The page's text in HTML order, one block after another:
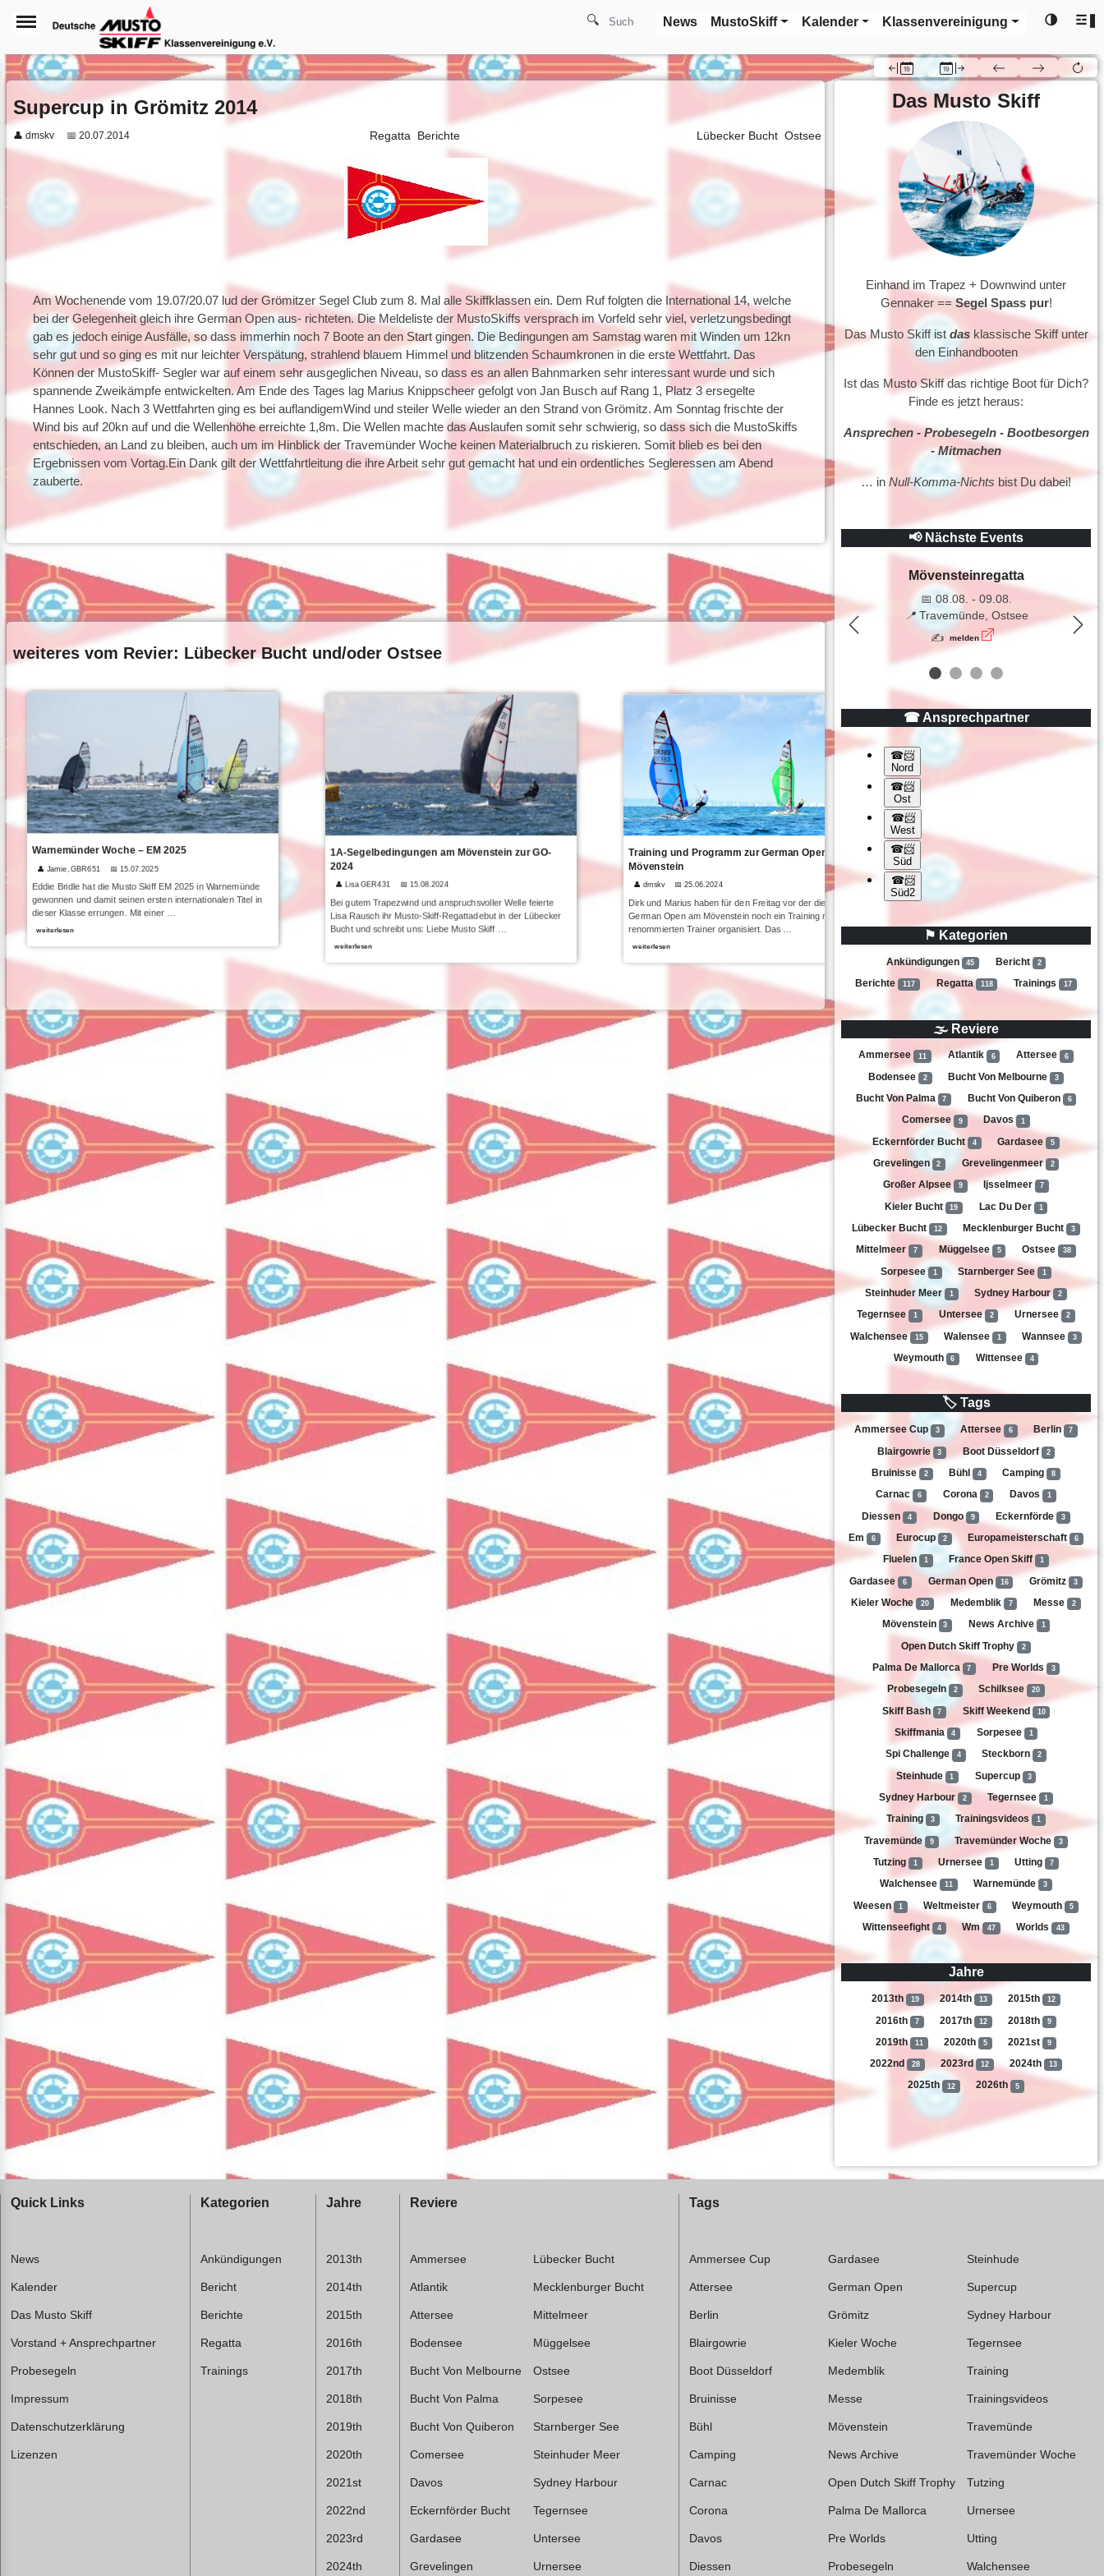
🔍 News MustoSkiff Kalender Klassenvereinigung 🌗 ☲❚
Das Musto Skiff
Einhand im Trapez + Downwind unter
Gennaker ==Segel Spass pur!
Das Musto Skiff ist dasklassische Skiff unter
den Einhandbooten
Ist das Musto Skiff das richtige Boot für Dich?
Finde es jetzt heraus:
Ansprechen - Probesegeln - Bootbesorgen
- Mitmachen
… in Null-Komma-Nichts bist Du dabei!
📢 Nächste Events
Previous Next
Mövensteinregatta
📅 08.08. - 09.08.
📍 Travemünde, Ostsee
✍
melden
☎ Ansprechpartner
⚑ Kategorien
Ankündigungen 45 Bericht 2
Berichte 117 Regatta 118 Trainings 17
🌫 Reviere
Ammersee 11 Atlantik 6 Attersee 6
Bodensee 2 Bucht Von Melbourne 3
Bucht Von Palma 7 Bucht Von Quiberon 6
Comersee 9 Davos 1
Eckernförder Bucht 4 Gardasee 5
Grevelingen 2 Grevelingenmeer 2
Großer Alpsee 9 Ijsselmeer 7
Kieler Bucht 19 Lac Du Der 1
Lübecker Bucht 12 Mecklenburger Bucht 3
Mittelmeer 7 Müggelsee 5 Ostsee 38
Sorpesee 1 Starnberger See 1
Steinhuder Meer 1 Sydney Harbour 2
Tegernsee 1 Untersee 2 Urnersee 2
Walchensee 15 Walensee 1 Wannsee 3
Weymouth 6 Wittensee 4
🏷 Tags
Ammersee Cup 3 Attersee 6 Berlin 7
Blairgowrie 3 Boot Düsseldorf 2
Bruinisse 2 Bühl 4 Camping 8
Carnac 6 Corona 2 Davos 1
Diessen 4 Dongo 9 Eckernförde 3
Em 6 Eurocup 2 Europameisterschaft 6
Fluelen 1 France Open Skiff 1
Gardasee 6 German Open 16 Grömitz 3
Kieler Woche 20 Medemblik 7 Messe 2
Mövenstein 3 News Archive 1
Open Dutch Skiff Trophy 2
Palma De Mallorca 7 Pre Worlds 3
Probesegeln 2 Schilksee 20
Skiff Bash 7 Skiff Weekend 10
Skiffmania 4 Sorpesee 1
Spi Challenge 4 Steckborn 2
Steinhude 1 Supercup 3
Sydney Harbour 2 Tegernsee 1
Training 3 Trainingsvideos 1
Travemünde 9 Travemünder Woche 3
Tutzing 1 Urnersee 1 Utting 7
Walchensee 11 Warnemünde 3
Weesen 1 Weltmeister 6 Weymouth 5
Wittenseefight 4 Wm 47 Worlds 43
Jahre
2013th 19 2014th 13 2015th 12
2016th 7 2017th 12 2018th 9
2019th 11 2020th 5 2021st 9
2022nd 28 2023rd 12 2024th 13
2025th 12 2026th 5
Supercup in Grömitz 2014
👤 dmskv 📅 20.07.2014 Regatta Berichte Lübecker Bucht Ostsee
Am Wochenende vom 19.07/20.07 lud der Grömitzer Segel Club zum 8. Mal alle Skiffklassen ein. Dem Ruf folgten die International 14, welche
bei der Gelegenheit gleich ihre German Open aus- richteten. Die Meldeliste der MustoSkiffs versprach im Vorfeld sehr viel, verletzungsbedingt
gab es jedoch einige Ausfälle, so dass immerhin noch 7 Boote an den Start gingen. Die Bedingungen am Samstag waren mit Winden um 12kn
sehr gut und so ging es mit nur leichter Verspätung, strahlend blauem Himmel und blitzenden Schaumkronen in die erste Wettfahrt. Das
Können der MustoSkiff- Segler war auf einem sehr ausgeglichen Niveau, so dass es an allen Bahnmarken sehr interessant wurde und sich
spannende Zweikämpfe entwickelten. Am Ende des Tages lag Marius Knippscheer gefolgt von Jan Busch auf Rang 1, Platz 3 ersegelte
Hannes Look. Nach 3 Wettfahrten ging es bei auflandigemWind und steiler Welle wieder an den Strand von Grömitz. Am Sonntag frischte der
Wind bis auf 20kn auf und die Wellenhöhe erreichte 1,8m. Die Wellen machte das Auslaufen somit sehr schwierig, so dass sich die MustoSkiffs
entschieden, an Land zu bleiben, auch um im Hinblick der Travemünder Woche keinen Materialbruch zu riskieren. Somit blieb es bei den
Ergebnissen vom Vortag.Ein Dank gilt der Wettfahrtleitung die ihre Arbeit sehr gut gemacht hat und ein ordentliches Segleressen am Abend
zauberte.
weiteres vom Revier: Lübecker Bucht und/oder Ostsee
Warnemünder Woche – EM 2025
👤 Jamie, GBR651 📅 15.07.2025
Eddie Bridle hat die Musto Skiff EM 2025 in Warnemünde
gewonnen und damit seinen ersten internationalen Titel in
dieser Klasse errungen. Mit einer …
weiterlesen
1A-Segelbedingungen am Mövenstein zur GO-
2024
👤 Lisa GER431 📅 15.08.2024
Bei gutem Trapezwind und anspruchsvoller Welle feierte
Lisa Rausch ihr Musto-Skiff-Regattadebut in der Lübecker
Bucht und schreibt uns: Liebe Musto Skiff …
weiterlesen
Training und Programm zur German Open am
Mövenstein
👤 dmskv 📅 25.06.2024
Dirk und Marius haben für den Freitag vor der diesjährigen
German Open am Mövenstein noch ein Training mit einem
renommierten Trainer organisiert. Das …
weiterlesen
Mövensteinregatta 2023 – 4
Bei der diesjährigen Sommerregatta auf
konnten nach einem Flautensamstag am
Wettfahrten gesegelt werden. Eddie
bei …
weiterlesen
Quick Links
News
Kalender
Das Musto Skiff
Vorstand + Ansprechpartner
Probesegeln
Impressum
Datenschutzerklärung
Lizenzen
Kategorien
Ankündigungen
Bericht
Berichte
Regatta
Trainings
Jahre
2013th
2014th
2015th
2016th
2017th
2018th
2019th
2020th
2021st
2022nd
2023rd
2024th
Reviere
Ammersee
Atlantik
Attersee
Bodensee
Bucht Von Melbourne
Bucht Von Palma
Bucht Von Quiberon
Comersee
Davos
Eckernförder Bucht
Gardasee
Grevelingen
Lübecker Bucht
Mecklenburger Bucht
Mittelmeer
Müggelsee
Ostsee
Sorpesee
Starnberger See
Steinhuder Meer
Sydney Harbour
Tegernsee
Untersee
Urnersee
Tags
Ammersee Cup
Attersee
Berlin
Blairgowrie
Boot Düsseldorf
Bruinisse
Bühl
Camping
Carnac
Corona
Davos
Diessen
Gardasee
German Open
Grömitz
Kieler Woche
Medemblik
Messe
Mövenstein
News Archive
Open Dutch Skiff Trophy
Palma De Mallorca
Pre Worlds
Probesegeln
Steinhude
Supercup
Sydney Harbour
Tegernsee
Training
Trainingsvideos
Travemünde
Travemünder Woche
Tutzing
Urnersee
Utting
Walchensee